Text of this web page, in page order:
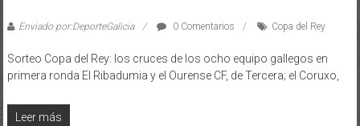
Enviado por:DeporteGalicia 0 Comentarios Copa del Rey
Sorteo Copa del Rey: los cruces de los ocho equipo gallegos en
primera ronda El Ribadumia y el Ourense CF, de Tercera; el Coruxo,
Leer más